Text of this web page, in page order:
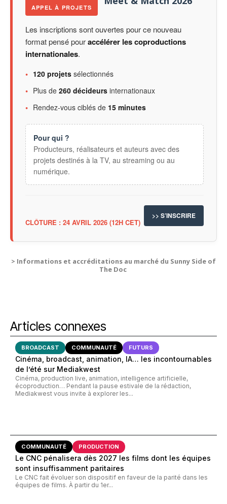
APPEL À PROJETS
Les inscriptions sont ouvertes pour ce nouveau
format pensé pouraccélérer les coproductions
internationales.
• 120 projets sélectionnés
• Plus de 260 décideurs internationaux
• Rendez-vous ciblés de 15 minutes
Pour qui ?
Producteurs, réalisateurs et auteurs avec des
projets destinés à la TV, au streaming ou au
numérique.
CLÔTURE : 24 AVRIL 2026 (12H CET)
>> S’INSCRIRE
> Informations et accréditations au marché du Sunny Side of
The Doc
Articles connexes
BROADCAST COMMUNAUTÉ FUTURS
Cinéma, broadcast, animation, IA… les incontournables
de l’été sur Mediakwest
Cinéma, production live, animation, intelligence artificielle,
écoproduction… Pendant la pause estivale de la rédaction,
Mediakwest vous invite à explorer les...
COMMUNAUTÉ PRODUCTION
Le CNC pénalisera dès 2027 les films dont les équipes
sont insuffisamment paritaires
Le CNC fait évoluer son dispositif en faveur de la parité dans les
équipes de films. À partir du 1er...